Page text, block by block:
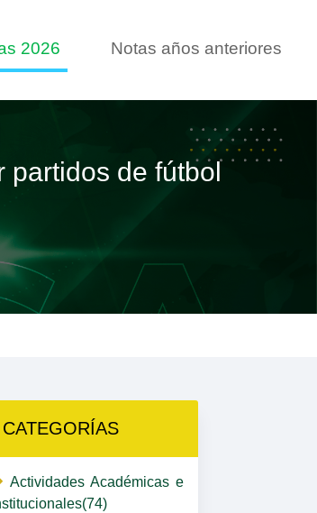
2026 Notas años anteriores
de fútbol
CATEGORÍAS
Actividades Académicas e